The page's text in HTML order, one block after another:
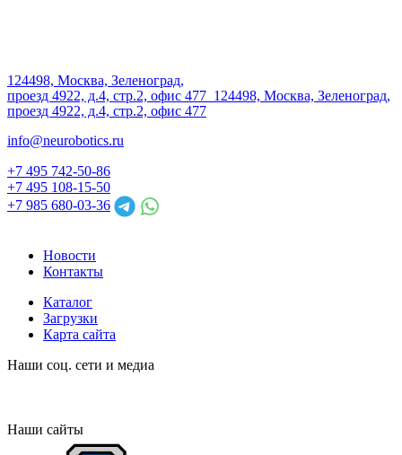
124498, Москва, Зеленоград,
проезд 4922, д.4, стр.2, офис 477 124498, Москва, Зеленоград,
проезд 4922, д.4, стр.2, офис 477
info@neurobotics.ru
+7 495 742-50-86
+7 495 108-15-50
+7 985 680-03-36
Новости
Контакты
Каталог
Загрузки
Карта сайта
Наши соц. сети и медиа
Наши сайты